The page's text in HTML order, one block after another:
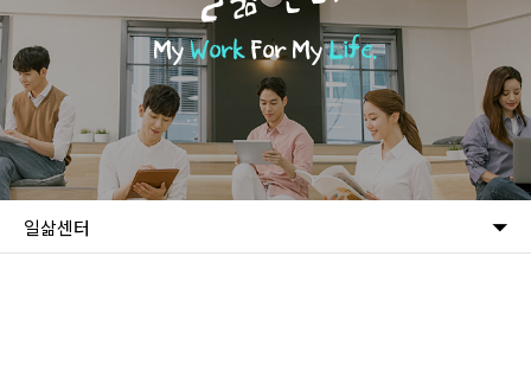
MyWorkFor MyLife.
일삶센터